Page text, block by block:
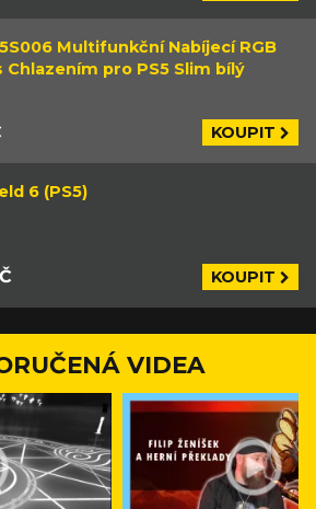
Multifunkční Nabíjecí RGB
Chlazením pro PS5 Slim bílý
KOUPIT
6 (PS5)
KOUPIT
VIDEA